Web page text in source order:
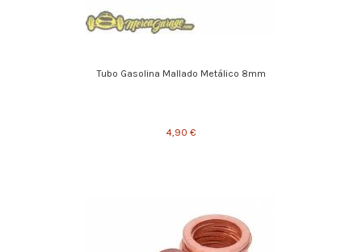
Tubo Gasolina Mallado Metálico 8mm
4,90 €